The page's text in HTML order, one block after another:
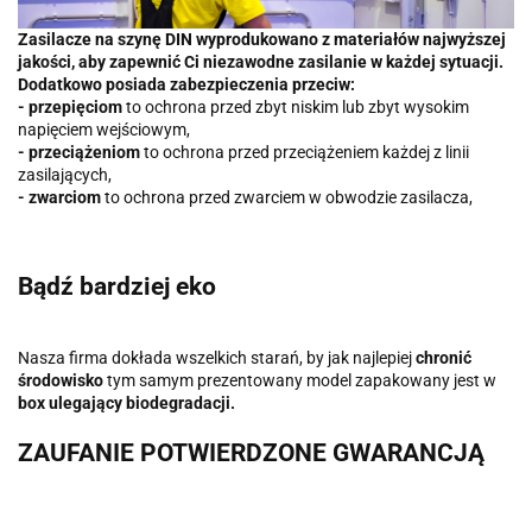
Zasilacze na szynę DIN wyprodukowano z materiałów najwyższej
jakości, aby zapewnić Ci niezawodne zasilanie w każdej sytuacji.
Dodatkowo posiada zabezpieczenia przeciw:
- przepięciomto ochrona przed zbyt niskim lub zbyt wysokim
napięciem wejściowym,
- przeciążeniomto ochrona przed przeciążeniem każdej z linii
zasilających,
- zwarciomto ochrona przed zwarciem w obwodzie zasilacza,
Bądź bardziej eko
Nasza firma dokłada wszelkich starań, by jak najlepiejchronić
środowiskotym samym prezentowany model zapakowany jest w
box ulegający biodegradacji.
ZAUFANIE POTWIERDZONE GWARANCJĄ